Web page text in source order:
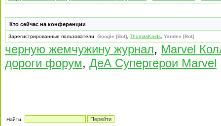
Кто сейчас на конференции
Зарегистрированные пользователи: Google [Bot] ThomasKnids Yandex [Bot]
черную жемчужину журнал, Marvel
дороги форум, ДеА Супергерои Marvel
Найти: